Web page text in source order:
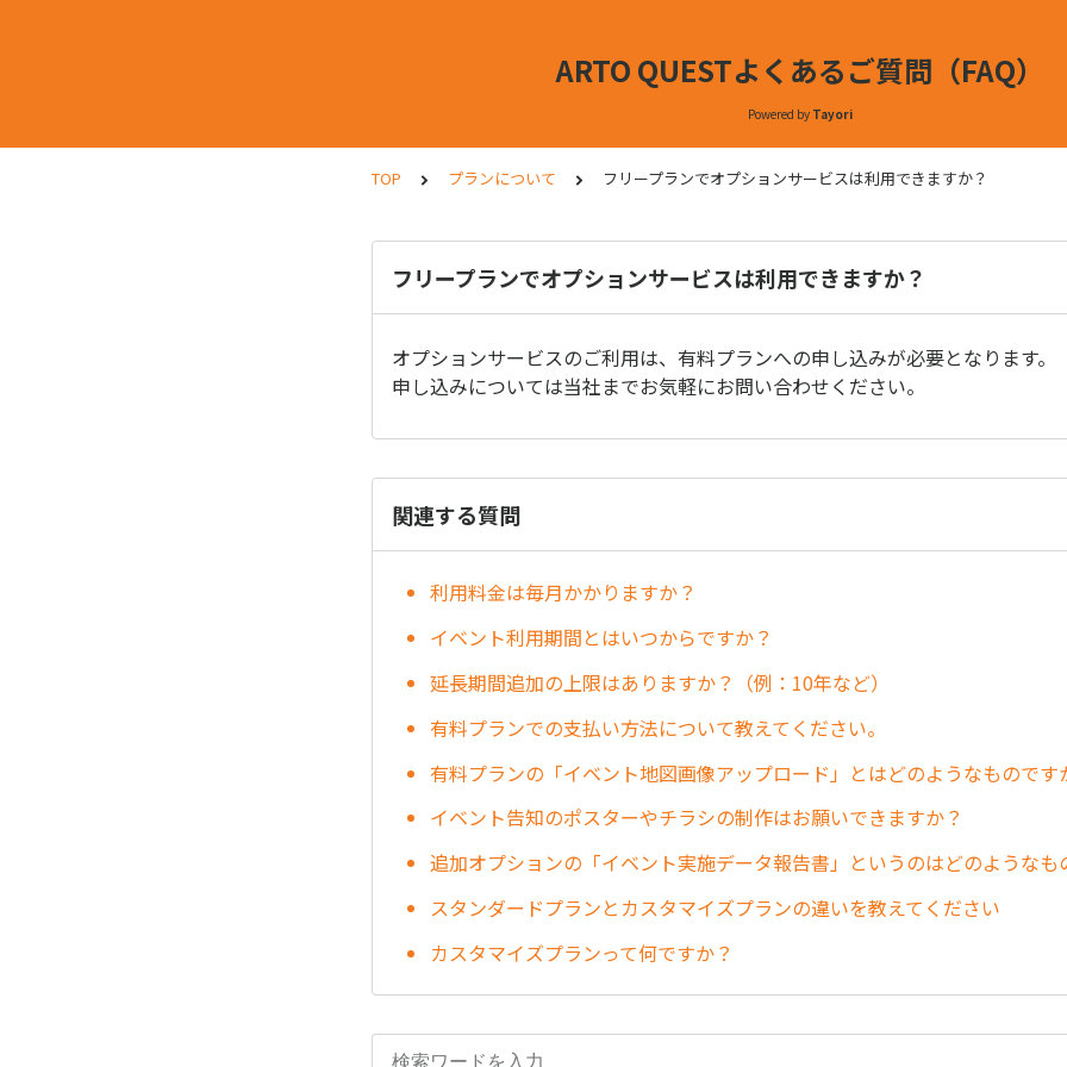
ARTO QUESTよくあるご質問（FAQ）
Powered by Tayori
TOP プランについて フリープランでオプションサービスは利用できますか？
フリープランでオプションサービスは利用できますか？
オプションサービスのご利用は、有料プランへの申し込みが必要となります。
申し込みについては当社までお気軽にお問い合わせください。
関連する質問
利用料金は毎月かかりますか？
イベント利用期間とはいつからですか？
延長期間追加の上限はありますか？（例：10年など）
有料プランでの支払い方法について教えてください。
有料プランの「イベント地図画像アップロード」とはどのようなものです
イベント告知のポスターやチラシの制作はお願いできますか？
追加オプションの「イベント実施データ報告書」というのはどのようなも
スタンダードプランとカスタマイズプランの違いを教えてください
カスタマイズプランって何ですか？